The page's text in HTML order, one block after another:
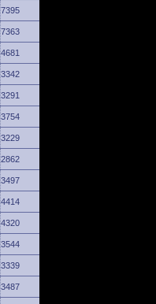
7395
7363
4681
3342
3291
3754
3229
2862
3497
4414
4320
3544
3339
3487